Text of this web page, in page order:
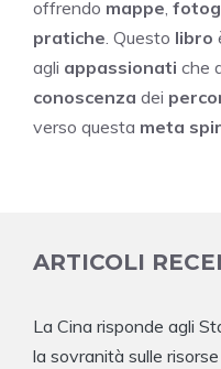
offrendo mappe,
pratiche. Questo libro
agli appassionati che
conoscenza dei
verso questa meta
ARTICOLI
La Cina risponde agli
la sovranità sulle risorse